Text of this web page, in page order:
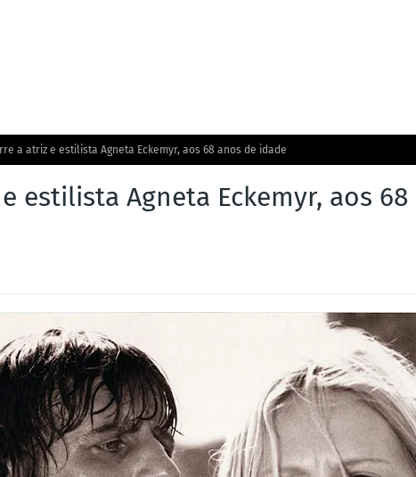
a atriz e estilista Agneta Eckemyr, aos 68 anos de idade
estilista Agneta Eckemyr, aos